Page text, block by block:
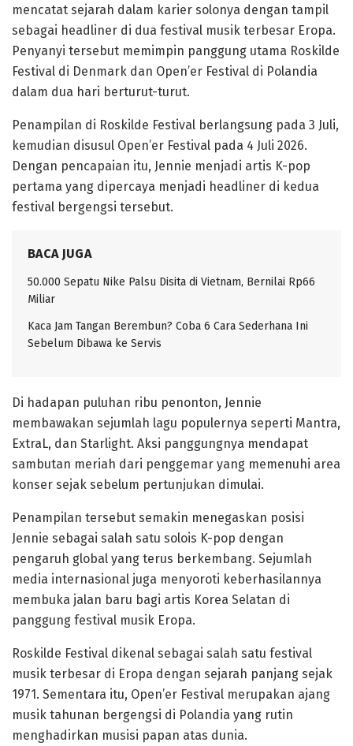
mencatat sejarah dalam karier solonya dengan tampil
sebagai headliner di dua festival musik terbesar Eropa.
Penyanyi tersebut memimpin panggung utama Roskilde
Festival di Denmark dan Open’er Festival di Polandia
dalam dua hari berturut-turut.
Penampilan di Roskilde Festival berlangsung pada 3 Juli,
kemudian disusul Open’er Festival pada 4 Juli 2026.
Dengan pencapaian itu, Jennie menjadi artis K-pop
pertama yang dipercaya menjadi headliner di kedua
festival bergengsi tersebut.
BACA JUGA
50.000 Sepatu Nike Palsu Disita di Vietnam, Bernilai Rp66
Miliar
Kaca Jam Tangan Berembun? Coba 6 Cara Sederhana Ini
Sebelum Dibawa ke Servis
Di hadapan puluhan ribu penonton, Jennie
membawakan sejumlah lagu populernya seperti Mantra,
ExtraL, dan Starlight. Aksi panggungnya mendapat
sambutan meriah dari penggemar yang memenuhi area
konser sejak sebelum pertunjukan dimulai.
Penampilan tersebut semakin menegaskan posisi
Jennie sebagai salah satu solois K-pop dengan
pengaruh global yang terus berkembang. Sejumlah
media internasional juga menyoroti keberhasilannya
membuka jalan baru bagi artis Korea Selatan di
panggung festival musik Eropa.
Roskilde Festival dikenal sebagai salah satu festival
musik terbesar di Eropa dengan sejarah panjang sejak
1971. Sementara itu, Open’er Festival merupakan ajang
musik tahunan bergengsi di Polandia yang rutin
menghadirkan musisi papan atas dunia.